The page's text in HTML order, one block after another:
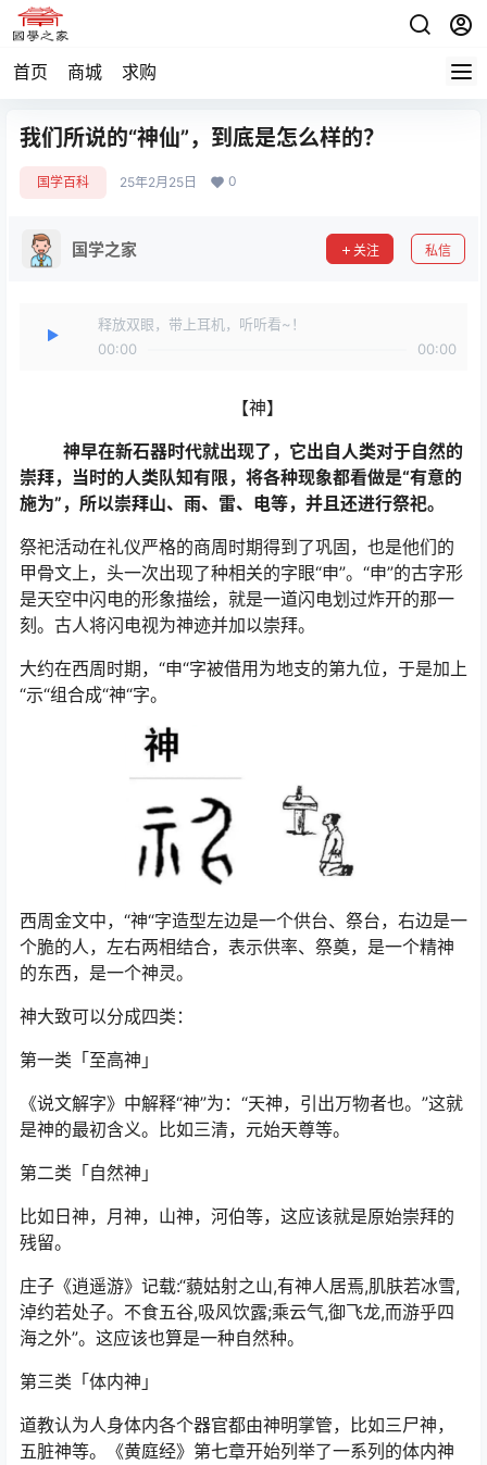
首页 商城 求购
我们所说的“神仙”，到底是怎么样的？
国学百科 25年2月25日 0
国学之家 关注 私信
释放双眼，带上耳机，听听看~！
00:00
00:00
【神】
神早在新石器时代就出现了，它出自人类对于自然的
崇拜，当时的人类队知有限，将各种现象都看做是“有意的
施为”，所以崇拜山、雨、雷、电等，并且还进行祭祀。
祭祀活动在礼仪严格的商周时期得到了巩固，也是他们的
甲骨文上，头一次出现了种相关的字眼“申”。“申”的古字形
是天空中闪电的形象描绘，就是一道闪电划过炸开的那一
刻。古人将闪电视为神迹并加以崇拜。
大约在西周时期，“申“字被借用为地支的第九位，于是加上
“示“组合成“神“字。
西周金文中，“神“字造型左边是一个供台、祭台，右边是一
个脆的人，左右两相结合，表示供率、祭奠，是一个精神
的东西，是一个神灵。
神大致可以分成四类：
第一类「至高神」
《说文解字》中解释“神”为：“天神，引出万物者也。”这就
是神的最初含义。比如三清，元始天尊等。
第二类「自然神」
比如日神，月神，山神，河伯等，这应该就是原始崇拜的
残留。
庄子《逍遥游》记载:“藐姑射之山,有神人居焉,肌肤若冰雪,
淖约若处子。不食五谷,吸风饮露;乘云气,御飞龙,而游乎四
海之外”。这应该也算是一种自然种。
第三类「体内神」
道教认为人身体内各个器官都由神明掌管，比如三尸神，
五脏神等。《黄庭经》第七章开始列举了一系列的体内神